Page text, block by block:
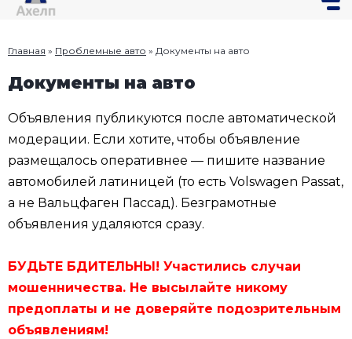
Главная » Проблемные авто » Документы на авто
Документы на авто
Объявления публикуются после автоматической
модерации. Если хотите, чтобы объявление
размещалось оперативнее — пишите название
автомобилей латиницей (то есть Volswagen Passat,
а не Вальцфаген Пассад). Безграмотные
объявления удаляются сразу.
БУДЬТЕ БДИТЕЛЬНЫ! Участились случаи
мошенничества. Не высылайте никому
предоплаты и не доверяйте подозрительным
объявлениям!